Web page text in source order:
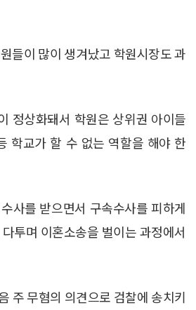
들이 많이 생겨났고 학원시장도 과
정상화돼서 학원은 상위권 아이들
학교가 할 수 없는 역할을 해야 한
사를 받으면서 구속수사를 피하게
투며 이혼소송을 벌이는 과정에서
주 무혐의 의견으로 검찰에 송치키